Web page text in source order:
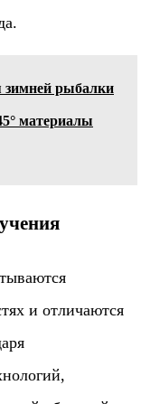
зимней рыбалки
материалы
и отличаются